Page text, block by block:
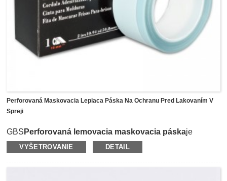
Perforovaná Maskovacia Lepiaca Páska Na Ochranu Pred Lakovaním V
Spreji
GBS Perforovaná lemovacia maskovacia páskaje
ekvivalentná 3M 06349, ktorá je špeciálne navrhnutá na
maskovaciu ochranu auto sprejom pri údržbe a opravách
VYŠETROVANIE DETAIL